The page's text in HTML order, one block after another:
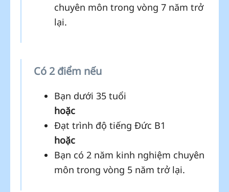
chuyên môn trong vòng 7 năm trở
lại.
Có 2 điểm nếu
Bạn dưới 35 tuổi
hoặc
Đạt trình độ tiếng Đức B1
hoặc
Bạn có 2 năm kinh nghiệm chuyên
môn trong vòng 5 năm trở lại.